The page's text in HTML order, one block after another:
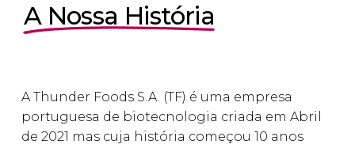
A Nossa História
A Thunder Foods S.A. (TF) é uma empresa
portuguesa de biotecnologia criada em Abril
de 2021 mas cuja história começou 10 anos